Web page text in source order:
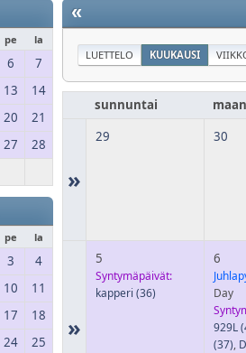
pe la
6
7
13
14
20
21
27
28
pe la
3
4
10
11
17
18
24
25
«
LUETTELO KUUKAUSI
sunnuntai
»
29 30
»
5
Syntymäpäivät:
kapperi (36)
6
Day
929L
(37),